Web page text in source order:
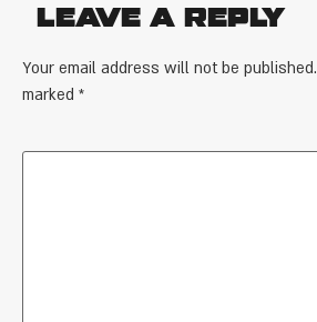
Leave a Reply
Your email address will not be published.
marked *